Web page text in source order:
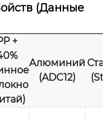
(Данные
+
Алюминий
(ADC12)